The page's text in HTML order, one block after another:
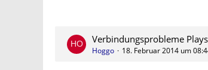
Verbindungsprobleme
Hoggo 18. Februar 2014 um